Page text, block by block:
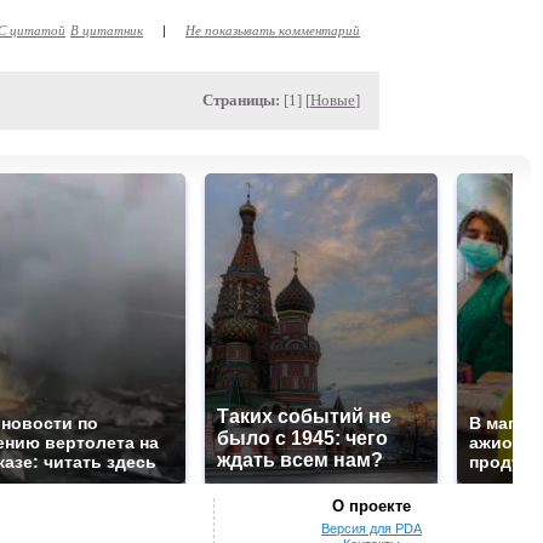
цитатой В цитатник | Не показывать комментарий
Страницы: [1] [Новые]
по
вертолета на
читать здесь
Таких событий не
было с 1945: чего
ждать всем нам?
В
ажиотаж
О проекте
Версия для PDA